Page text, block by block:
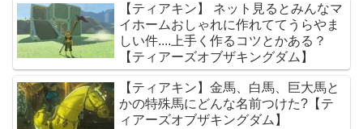
【ティアキン】 ネット見るとみんなマ
イホームおしゃれに作れててうらやま
しい件....上手く作るコツとかある？
【ティアーズオブザキングダム】
【ティアキン】金馬、白馬、巨大馬と
かの特殊馬にどんな名前つけた?【テ
ィアーズオブザキングダム】